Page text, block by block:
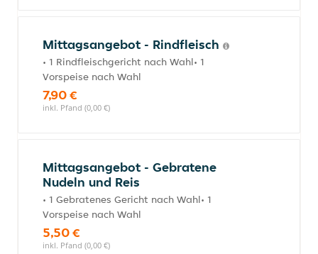
Mittagsangebot - Rindfleisch
• 1 Rindfleischgericht nach Wahl• 1
Vorspeise nach Wahl
7,90 €
inkl. Pfand (0,00 €)
Mittagsangebot - Gebratene
Nudeln und Reis
• 1 Gebratenes Gericht nach Wahl• 1
Vorspeise nach Wahl
5,50 €
inkl. Pfand (0,00 €)